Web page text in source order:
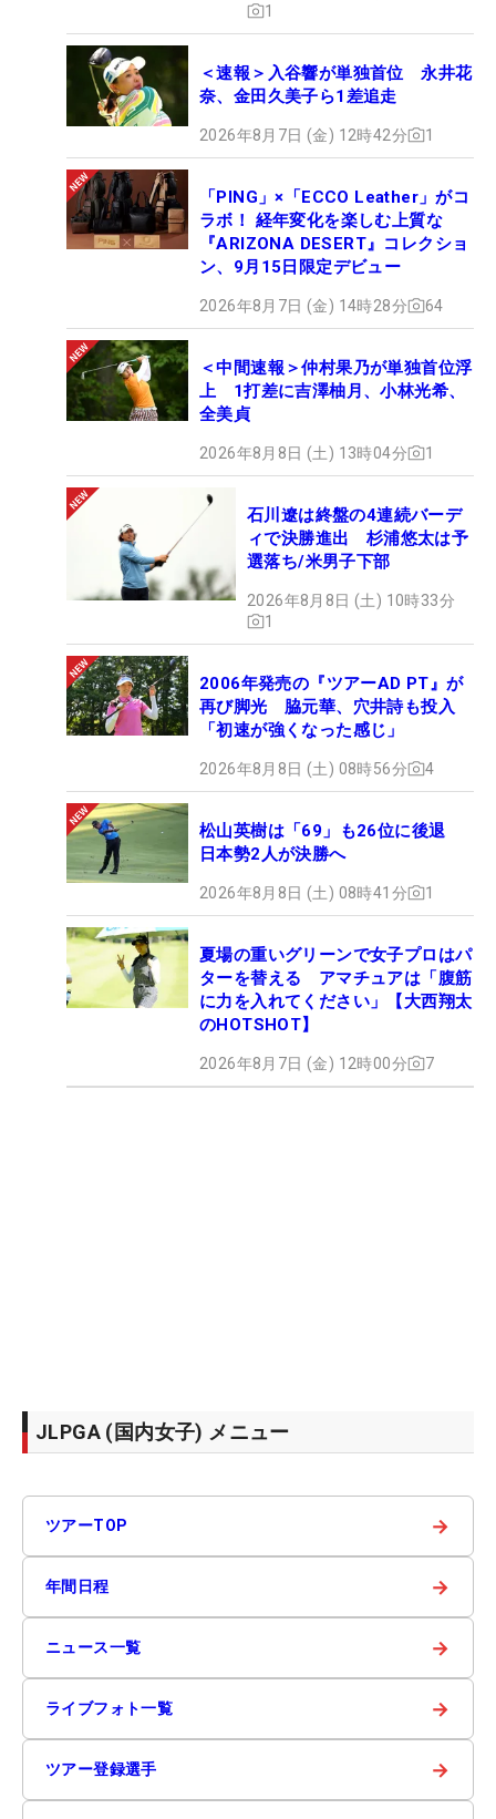
1
＜速報＞入谷響が単独首位 永井花
奈、金田久美子ら1差追走
2026年8月7日 (金) 12時42分 1
「PING」×「ECCO Leather」がコ
ラボ！ 経年変化を楽しむ上質な
『ARIZONA DESERT』コレクショ
ン、9月15日限定デビュー
2026年8月7日 (金) 14時28分 64
＜中間速報＞仲村果乃が単独首位浮
上 1打差に吉澤柚月、小林光希、
全美貞
2026年8月8日 (土) 13時04分 1
石川遼は終盤の4連続バーデ
ィで決勝進出 杉浦悠太は予
選落ち/米男子下部
2026年8月8日 (土) 10時33分
1
2006年発売の『ツアーAD PT』が
再び脚光 脇元華、穴井詩も投入
「初速が強くなった感じ」
2026年8月8日 (土) 08時56分 4
松山英樹は「69」も26位に後退
日本勢2人が決勝へ
2026年8月8日 (土) 08時41分 1
夏場の重いグリーンで女子プロはパ
ターを替える アマチュアは「腹筋
に力を入れてください」【大西翔太
のHOTSHOT】
2026年8月7日 (金) 12時00分 7
JLPGA (国内女子) メニュー
ツアーTOP →
年間日程 →
ニュース一覧 →
ライブフォト一覧 →
ツアー登録選手 →